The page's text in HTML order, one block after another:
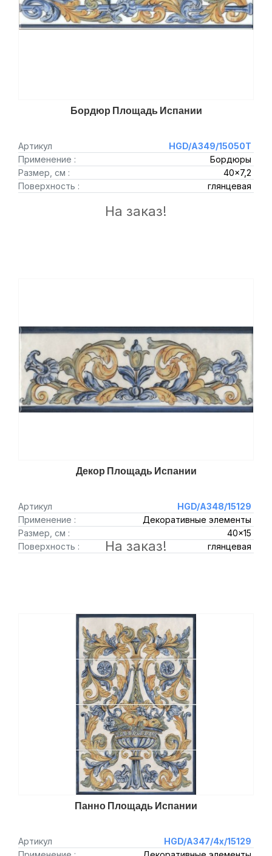
Бордюр Площадь Испании
Артикул
HGD/A349/15050T
Применение :
Бордюры
Размер, см :
40x7,2
Поверхность :
глянцевая
На заказ!
Декор Площадь Испании
Артикул
HGD/A348/15129
Применение :
Декоративные элементы
Размер, см :
40x15
Поверхность :
глянцевая
На заказ!
Панно Площадь Испании
Артикул
HGD/A347/4x/15129